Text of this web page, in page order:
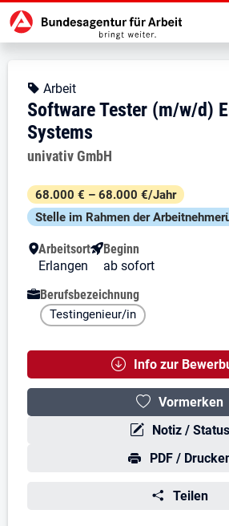
Zur Jobsuche
Stellendetails zu:
Software Tester
Software Tester (m/
Kopfbereich
Angebotsart:
Arbeit
Software Tester (m/w/d)
Systems
Arbeitgeber:
univativ GmbH
Besondere Merkmale
68.000 € – 68.000 €/Jahr
Stelle im Rahmen der
Arbeitsort
Erlangen
Beginn
ab sofort
Berufsbezeichnung
Testingenieur/in
Info zur
Vormerken
Notiz / Status
PDF /
Teilen